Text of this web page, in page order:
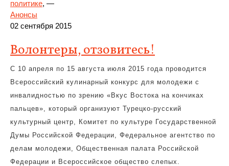
политике, —
Анонсы
02 сентября 2015
Волонтеры, отзовитесь!
С 10 апреля по 15 августа июля 2015 года проводится
Всероссийский кулинарный конкурс для молодежи с
инвалидностью по зрению «Вкус Востока на кончиках
пальцев», который организуют Турецко-русский
культурный центр, Комитет по культуре Государственной
Думы Российской Федерации, Федеральное агентство по
делам молодежи, Общественная палата Российской
Федерации и Всероссийское общество слепых.